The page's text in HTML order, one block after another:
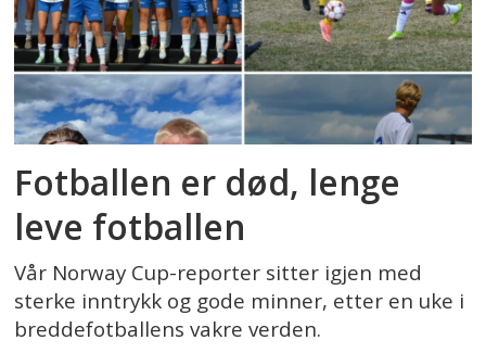
Fotballen er død, lenge
leve fotballen
Vår Norway Cup-reporter sitter igjen med
sterke inntrykk og gode minner, etter en uke i
breddefotballens vakre verden.